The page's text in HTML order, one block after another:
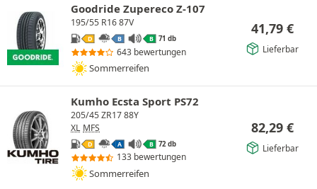
Goodride Zupereco Z-107
195/55 R16 87V
D B B 71 db
643 bewertungen
Sommerreifen
41,79 €
Lieferbar
Kumho Ecsta Sport PS72
205/45 ZR17 88Y
XL MFS
D A B 72 db
133 bewertungen
Sommerreifen
82,29 €
Lieferbar